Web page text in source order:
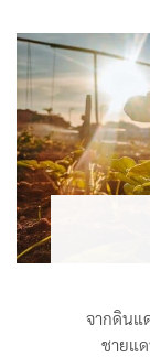
จากดินแ
ชายแ